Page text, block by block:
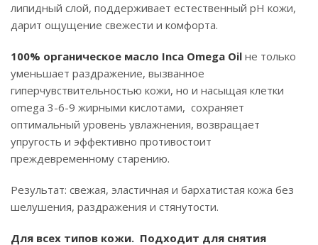
липидный слой, поддерживает естественный pH кожи,
дарит ощущение свежести и комфорта.
100% органическое масло Inca Omega Oil не только
уменьшает раздражение, вызванное
гиперчувствительностью кожи, но и насыщая клетки
omega 3-6-9 жирными кислотами, сохраняет
оптимальный уровень увлажнения, возвращает
упругость и эффективно противостоит
преждевременному старению.
Результат: свежая, эластичная и бархатистая кожа без
шелушения, раздражения и стянутости.
Для всех типов кожи. Подходит для снятия